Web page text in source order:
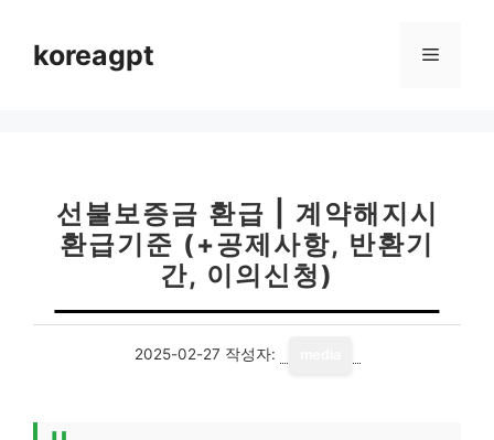
koreagpt 메
선불보증금 환급 | 계약해지시
환급기준 (+공제사항, 반환기
간, 이의신청)
2025-02-27 작성자: